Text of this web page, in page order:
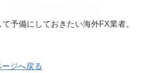
予備にしておきたい海外FX業者。
ジへ戻る